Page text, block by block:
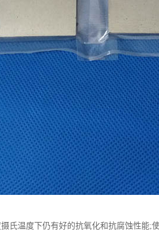
氏温度下仍有好的抗氧化和抗腐蚀性能;